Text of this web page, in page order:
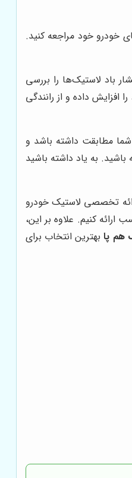
خودرو خود مراجعه کنید.
باد لاستیک‌ها را بررسی
افزایش داده و از رانندگی
مطابقت داشته باشد و
به یاد داشته باشید
تخصصی لاستیک خودرو
کنیم. علاوه بر این،
هم پابهترین انتخاب برای